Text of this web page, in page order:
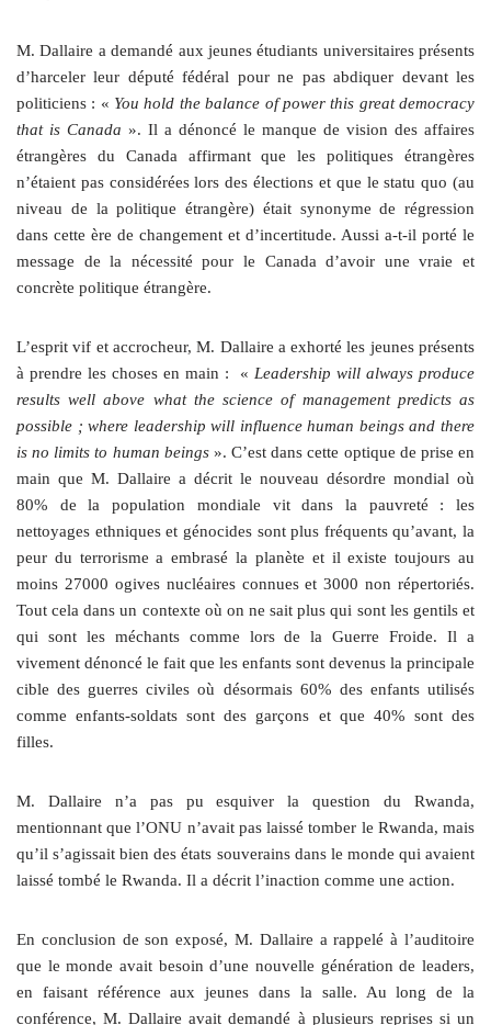
M. Dallaire a demandé aux jeunes étudiants universitaires présents
d’harceler leur député fédéral pour ne pas abdiquer devant les
politiciens : « You hold the balance of power this great democracy
that is Canada ». Il a dénoncé le manque de vision des affaires
étrangères du Canada affirmant que les politiques étrangères
n’étaient pas considérées lors des élections et que le statu quo (au
niveau de la politique étrangère) était synonyme de régression
dans cette ère de changement et d’incertitude. Aussi a‑t-il porté le
message de la nécessité pour le Canada d’avoir une vraie et
concrète politique étrangère.
L’esprit vif et accrocheur, M. Dallaire a exhorté les jeunes présents
à prendre les choses en main : « Leadership will always produce
results well above what the science of management predicts as
possible ; where leadership will influence human beings and there
is no limits to human beings». C’est dans cette optique de prise en
main que M. Dallaire a décrit le nouveau désordre mondial où
80% de la population mondiale vit dans la pauvreté : les
nettoyages ethniques et génocides sont plus fréquents qu’avant, la
peur du terrorisme a embrasé la planète et il existe toujours au
moins 27000 ogives nucléaires connues et 3000 non répertoriés.
Tout cela dans un contexte où on ne sait plus qui sont les gentils et
qui sont les méchants comme lors de la Guerre Froide. Il a
vivement dénoncé le fait que les enfants sont devenus la principale
cible des guerres civiles où désormais 60% des enfants utilisés
comme enfants-soldats sont des garçons et que 40% sont des
filles.
M. Dallaire n’a pas pu esquiver la question du Rwanda,
mentionnant que l’ONU n’avait pas laissé tomber le Rwanda, mais
qu’il s’agissait bien des états souverains dans le monde qui avaient
laissé tombé le Rwanda. Il a décrit l’inaction comme une action.
En conclusion de son exposé, M. Dallaire a rappelé à l’auditoire
que le monde avait besoin d’une nouvelle génération de leaders,
en faisant référence aux jeunes dans la salle. Au long de la
conférence, M. Dallaire avait demandé à plusieurs reprises si un